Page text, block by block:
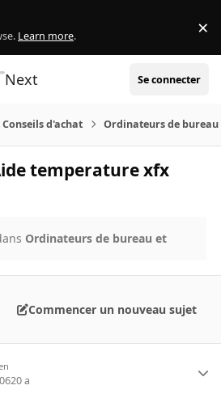
Learn more. ×
Next Se connecter
d'achat Ordinateurs de bureau
temperature xfx
Ordinateurs de bureau et
Commencer un nouveau sujet
20 a